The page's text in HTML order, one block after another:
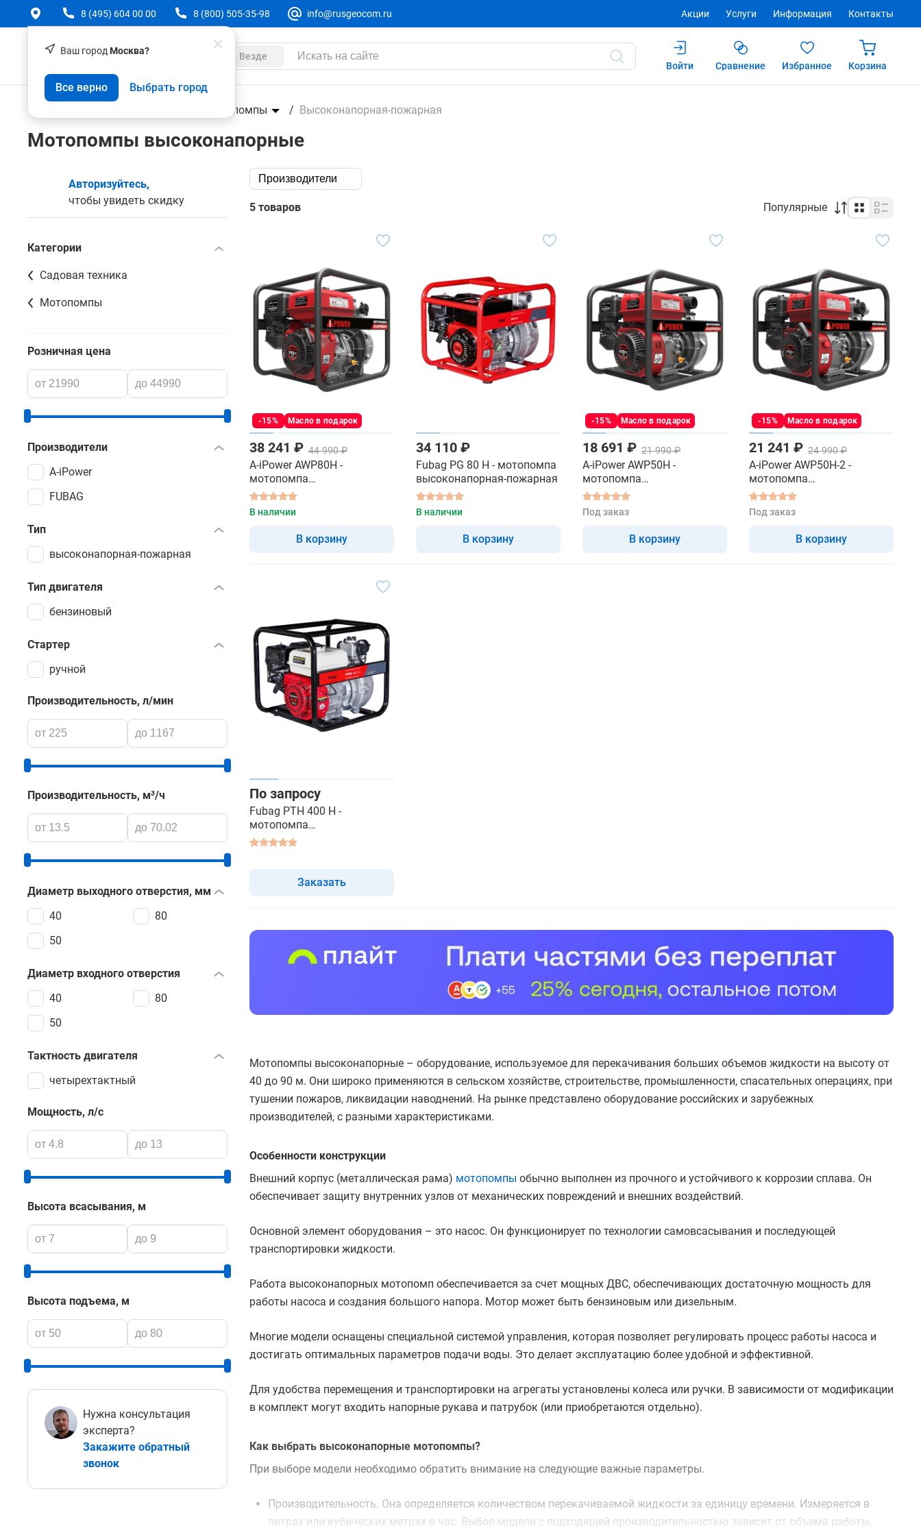
Ваш город Москва?
Все верно Выбрать город
8 (495) 604 00 00 8 (800) 505-35-98 info@rusgeocom.ru Акции Услуги Информация Контакты
Везде
Войти
Сравнение Избранное Корзина
Техника Мотопомпы Высоконапорная-пожарная
Мотопомпы высоконапорные
Авторизуйтесь,
чтобы увидеть скидку
Категории
Садовая техника
Мотопомпы
Розничная цена
Производители
A-iPower
FUBAG
Тип
высоконапорная-пожарная
Тип двигателя
бензиновый
Стартер
ручной
Производительность, л/мин
Производительность, м³/ч
Диаметр выходного отверстия, мм
40
50
80
Диаметр входного отверстия
40
50
80
Тактность двигателя
четырехтактный
Мощность, л/с
Высота всасывания, м
Высота подъема, м
Нужна консультация
эксперта?
Закажите обратный
звонок
Производители
5 товаров Популярные
-15% Масло в подарок
38 241 ₽ 44 990 ₽
A-iPower AWP80H -
мотопомпа
высоконапорная-пожарная
В наличии
В корзину
34 110 ₽
Fubag PG 80 H - мотопомпа
высоконапорная-пожарная
В наличии
В корзину
-15% Масло в подарок
18 691 ₽ 21 990 ₽
A-iPower AWP50H -
мотопомпа
высоконапорная-пожарная
Под заказ
В корзину
-15% Масло в подарок
21 241 ₽ 24 990 ₽
A-iPower AWP50H-2 -
мотопомпа
высоконапорная-пожарная
Под заказ
В корзину
По запросу
Fubag PTH 400 H -
мотопомпа
высоконапорная-пожарная
Заказать
Мотопомпы высоконапорные – оборудование, используемое для перекачивания больших объемов жидкости на высоту от
40 до 90 м. Они широко применяются в сельском хозяйстве, строительстве, промышленности, спасательных операциях, при
тушении пожаров, ликвидации наводнений. На рынке представлено оборудование российских и зарубежных
производителей, с разными характеристиками.
Особенности конструкции
Внешний корпус (металлическая рама) мотопомпы обычно выполнен из прочного и устойчивого к коррозии сплава. Он
обеспечивает защиту внутренних узлов от механических повреждений и внешних воздействий.
Основной элемент оборудования – это насос. Он функционирует по технологии самовсасывания и последующей
транспортировки жидкости.
Работа высоконапорных мотопомп обеспечивается за счет мощных ДВС, обеспечивающих достаточную мощность для
работы насоса и создания большого напора. Мотор может быть бензиновым или дизельным.
Многие модели оснащены специальной системой управления, которая позволяет регулировать процесс работы насоса и
достигать оптимальных параметров подачи воды. Это делает эксплуатацию более удобной и эффективной.
Для удобства перемещения и транспортировки на агрегаты установлены колеса или ручки. В зависимости от модификации
в комплект могут входить напорные рукава и патрубок (или приобретаются отдельно).
Как выбрать высоконапорные мотопомпы?
При выборе модели необходимо обратить внимание на следующие важные параметры.
Производительность. Она определяется количеством перекачиваемой жидкости за единицу времени. Измеряется в
литрах или кубических метрах в час. Выбор модели с подходящей производительностью зависит от объема работы,